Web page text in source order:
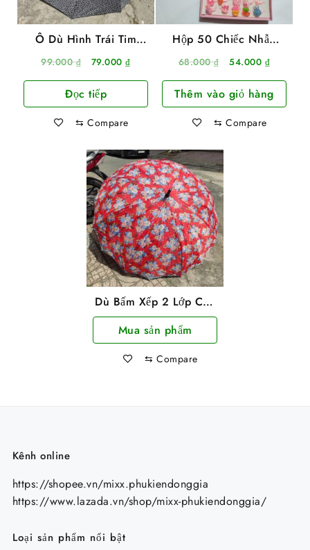
Ô Dù Hình Trái Tim
Size Lớn 120X70Cm
99.000₫
Giá
là:
99.000 ₫.
79.000₫Giá
là:
Đọc tiếp
⇆ Compare
Hộp 50 Chiếc Nhẫn
Nhựa Cho Bé Fashion
Rings
68.000₫
Giá
là:
68.000 ₫.
54.000 ₫Giá
tại
là:
Thêm vào giỏ hàng
⇆ Compare
Dù Bấm Xếp 2 Lớp Cán
Gỗ Loại Lớn Cực Đẹp
118X95Cm
Mua sản phẩm
⇆ Compare
Kênh online
https://shopee.vn/mixx.phukiendonggia
https://www.lazada.vn/shop/mixx-phukiendonggia/
Loại sản phẩm nổi bật